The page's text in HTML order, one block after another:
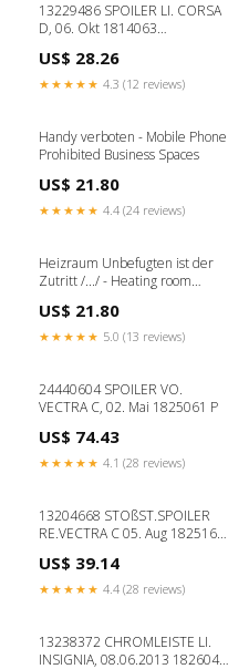
13229486 SPOILER LI. CORSA
D, 06. Okt 1814063
DIVERSE
US$ 28.26
★★★★★ 4.3 (12 reviews)
Handy verboten - Mobile Phone
Prohibited Business Spaces
US$ 21.80
★★★★★ 4.4 (24 reviews)
Heizraum Unbefugten ist der
Zutritt /.../ - Heating room
Littering
US$ 21.80
★★★★★ 5.0 (13 reviews)
24440604 SPOILER VO.
VECTRA C, 02. Mai 1825061 P
US$ 74.43
★★★★★ 4.1 (28 reviews)
13204668 STOßST.SPOILER
RE.VECTRA C 05. Aug 1825164
US$ 39.14
★★★★★ 4.4 (28 reviews)
13238372 CHROMLEISTE LI.
INSIGNIA, 08.06.2013 1826043